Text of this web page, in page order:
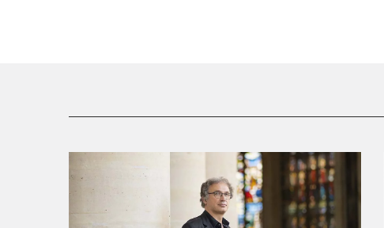
La programmation 2026 du 34ème Festival des Forêts
réunit plus de deux cents artistes au fil de 15 concerts
et 7 bains de forêt musicaux - Critique sortie Classique /
Opéra Compiègne Compiègne